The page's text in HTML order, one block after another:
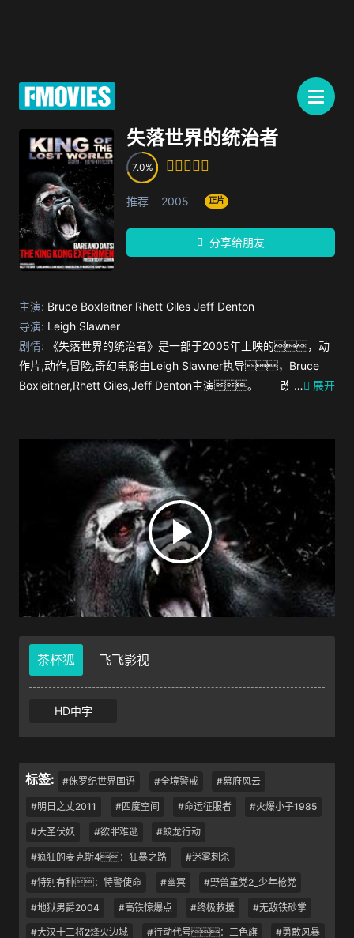
失落世界的统治者
7.0
推荐 2005 正片
分享给朋友
主演: Bruce Boxleitner Rhett Giles Jeff Denton
导演: Leigh Slawner
剧情: 《失落世界的统治者》是一部于2005年上映的，动
作片,动作,冒险,奇幻电影由Leigh Slawner执导，Bruce
Boxleitner,Rhett Giles,Jeff Denton主演。 改编自英
部。现在, 4 个幸存者必须面对一个神秘和敌意的世
界，里面有龙，巨型蝎子, 和一只站起来有十层楼
高的人猿巨兽。
… 展开
茶杯狐 飞飞影视
HD中字
标签: #侏罗纪世界国语 #全境警戒 #幕府风云
#明日之丈2011 #四度空间 #命运征服者 #火爆小子1985
#大圣伏妖 #欲罪难逃 #蛟龙行动
#疯狂的麦克斯4：狂暴之路 #迷雾刺杀
#特别有种：特警使命 #幽冥 #野兽童党2_少年枪党
#地狱男爵2004 #高铁惊爆点 #终极救援 #无敌铁砂掌
#大汉十三将2烽火边城 #行动代号：三色旗 #勇敢风暴